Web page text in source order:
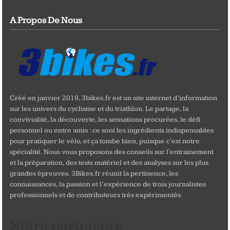
A Propos De Nous
Créé en janvier 2019, 3bikes.fr est un site internet d’information
sur les univers du cyclisme et du triathlon. Le partage, la
convivialité, la découverte, les sensations procurées, le défi
personnel ou entre amis : ce sont les ingrédients indispensables
pour pratiquer le vélo, et ça tombe bien, puisque c'est notre
spécialité. Nous vous proposons des conseils sur l'entrainement
et la préparation, des tests matériel et des analyses sur les plus
grandes épreuves. 3Bikes.fr réunit la pertinence, les
connaissances, la passion et l’expérience de trois journalistes
professionnels et de contributeurs très expérimentés.